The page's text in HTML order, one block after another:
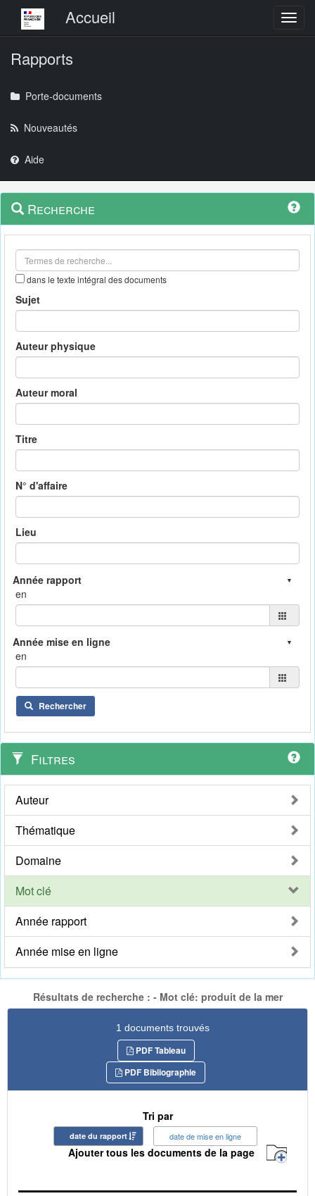
Menu principalAccueil
Rapports
Porte-documents
Nouveautés
Aide
Navigation
outils
Menu
contextuel
Recherche
dans le texte intégral des documents
Sujet
Auteur physique
Auteur moral
Titre
N° d'affaire
Lieu
en
en
Rechercher
Filtres
Auteur
Thématique
Domaine
Mot clé
Année rapport
Année mise en ligne
Résultats de recherche : - Mot clé: produit de la mer
1 documents trouvés
PDF Tableau
PDF Bibliographie
Tri par
date du rapport date de mise en ligne
Ajouter tous les documents de la page